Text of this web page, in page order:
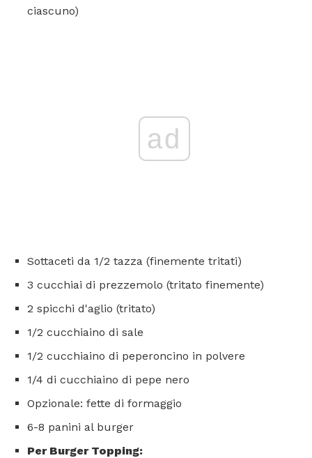
ciascuno)
ad
Sottaceti da 1/2 tazza (finemente tritati)
3 cucchiai di prezzemolo (tritato finemente)
2 spicchi d'aglio (tritato)
1/2 cucchiaino di sale
1/2 cucchiaino di peperoncino in polvere
1/4 di cucchiaino di pepe nero
Opzionale: fette di formaggio
6-8 panini al burger
Per Burger Topping: